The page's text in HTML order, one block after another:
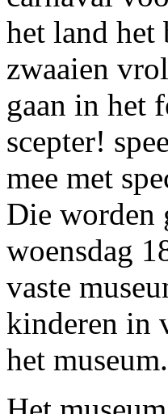
het land het
zwaaien
gaan in het
scepter!
mee met
Die worden
woensdag
vaste
kinderen in
het museum.